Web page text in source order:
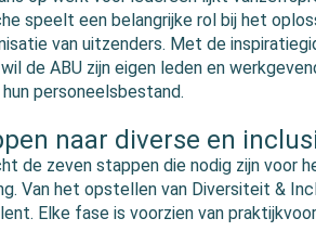
speelt een belangrijke rol bij het
van uitzenders. Met de
de ABU zijn eigen leden en
personeelsbestand.
naar diverse en
de zeven stappen die nodig zijn voor
Van het opstellen van Diversiteit &
Elke fase is voorzien van